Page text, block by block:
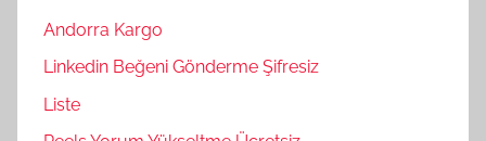
Andorra Kargo
Linkedin Beğeni Gönderme Şifresiz
Liste